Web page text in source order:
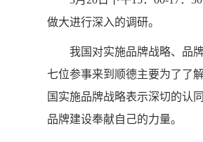
做大进行深入的调研。
我国对实施品牌战略、品牌
七位参事来到顺德主要为了了
国实施品牌战略表示深切的认
品牌建设奉献自己的力量。